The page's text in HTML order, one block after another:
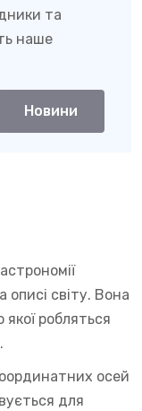
та
наше
Новини
описі світу. Вона
якої робляться
осей
для